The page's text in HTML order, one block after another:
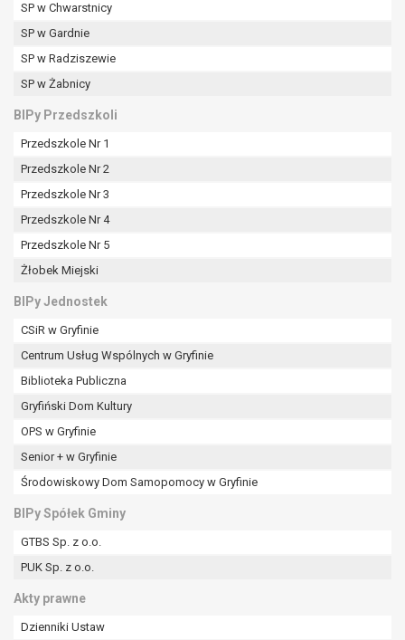
SP w Chwarstnicy
SP w Gardnie
SP w Radziszewie
SP w Żabnicy
BIPy Przedszkoli
Przedszkole Nr 1
Przedszkole Nr 2
Przedszkole Nr 3
Przedszkole Nr 4
Przedszkole Nr 5
Żłobek Miejski
BIPy Jednostek
CSiR w Gryfinie
Centrum Usług Wspólnych w Gryfinie
Biblioteka Publiczna
Gryfiński Dom Kultury
OPS w Gryfinie
Senior + w Gryfinie
Środowiskowy Dom Samopomocy w Gryfinie
BIPy Spółek Gminy
GTBS Sp. z o.o.
PUK Sp. z o.o.
Akty prawne
Dzienniki Ustaw
organu nadzorczego na niezgodne z prawem
przetwarzanie Pani/Pana danych osobowych
przez administratora.
Organem właściwym do wniesienia skargi jest
W zależności od sfery, w której przetwarzane są
dane osobowe, podanie danych osobowych jest
umownym.
Pani/Pana dane nie będą poddawane
zautomatyzowanemu podejmowaniu decyzji, w